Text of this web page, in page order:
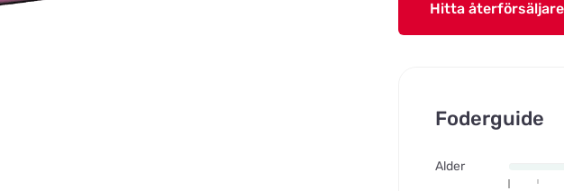
Hitta återförsäljare
Foderguide
Alder